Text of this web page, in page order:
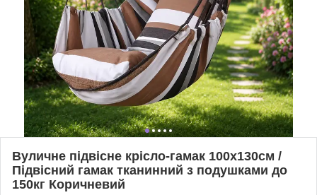
Вуличне підвісне крісло-гамак 100x130см /
Підвісний гамак тканинний з подушками до
150кг Коричневий